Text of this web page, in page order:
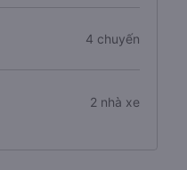
4 chuyến
2 nhà xe